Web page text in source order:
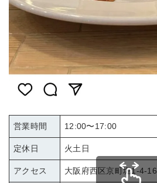
営業時間 12:00〜17:00
定休日 火土日
アクセス 大阪府西区京町堀1-4-